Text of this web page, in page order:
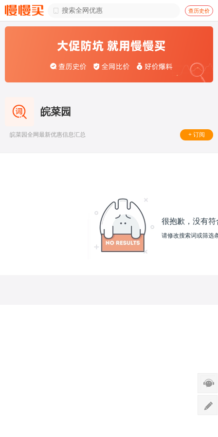
 查历史价
皖菜园
皖菜园全网最新优惠信息汇总 + 订阅
很抱歉，没有
请修改搜索词或筛选